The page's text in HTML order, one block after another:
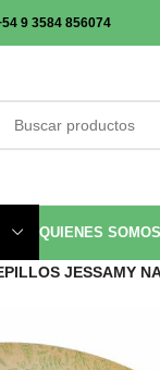
9 3584 856074
QUIENES SOMOS
JESSAMY